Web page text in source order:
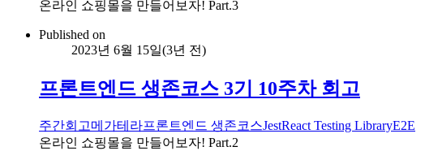
온라인 쇼핑몰을 만들어보자! Part.3
Published on
2023년 6월 15일(3년 전)
프론트엔드 생존코스 3기 10주차 회고
주간회고메가테라프론트엔드 생존코스JestReact Testing LibraryE2E
온라인 쇼핑몰을 만들어보자! Part.2